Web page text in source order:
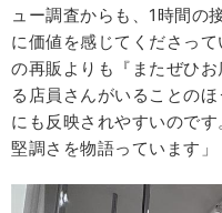
ュー調査からも、1時間の
に価値を感じてくださっ
の再販よりも『またぜひ
る店員さんがいることの
にも反映されやすいので
堅調さを物語っています」